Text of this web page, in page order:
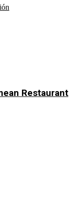
Restaurant